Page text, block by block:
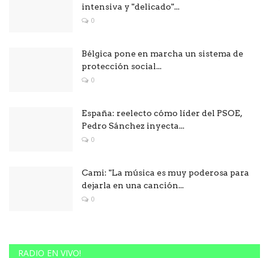
intensiva y "delicado"...
0
Bélgica pone en marcha un sistema de
protección social...
0
España: reelecto cómo líder del PSOE,
Pedro Sánchez inyecta...
0
Cami: "La música es muy poderosa para
dejarla en una canción...
0
RADIO EN VIVO!